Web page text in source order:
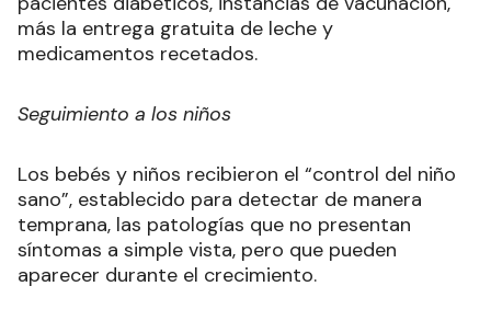
más la entrega gratuita de leche y
medicamentos recetados.
Seguimiento a los niños
Los bebés y niños recibieron el “control del niño
sano”, establecido para detectar de manera
temprana, las patologías que no presentan
síntomas a simple vista, pero que pueden
aparecer durante el crecimiento.